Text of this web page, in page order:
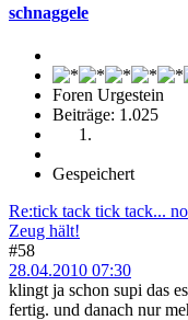
schnaggele
Foren Urgestein
Beiträge: 1.025
Gespeichert
Re:tick tack tick tack...
Zeug hält!
#58
28.04.2010 07:30
klingt ja schon supi das
fertig. und danach nur